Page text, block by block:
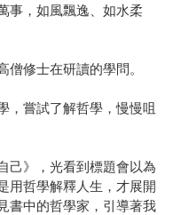
事，如風飄逸、如水柔
修士在研讀的學問。
，嘗試了解哲學，慢慢咀
己》，光看到標題會以為
用哲學解釋人生，才展開
書中的哲學家，引導著我